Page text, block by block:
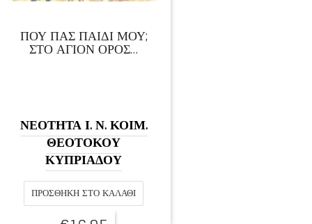
ΠΟΥ ΠΑΣ ΠΑΙΔΙ ΜΟΥ;
ΣΤΟ ΑΓΙΟΝ ΟΡΟΣ…
ΝΕΟΤΗΤΑ Ι. Ν. ΚΟΙΜ.
ΘΕΟΤΟΚΟΥ
ΚΥΠΡΙΑΔΟΥ
ΠΡΟΣΘΉΚΗ ΣΤΟ ΚΑΛΆΘΙ